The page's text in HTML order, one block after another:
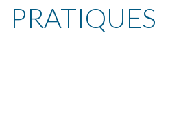
PRATIQUES